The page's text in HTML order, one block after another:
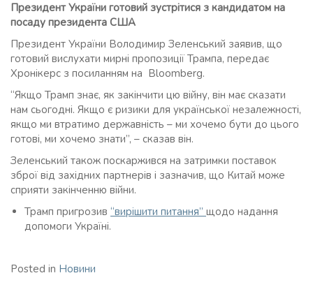
Президент України готовий зустрітися з кандидатом на
посаду президента США
Президент України Володимир Зеленський заявив, що
готовий вислухати мирні пропозиції Трампа, передає
Хронікерс з посиланням на Bloomberg.
“Якщо Трамп знає, як закінчити цю війну, він має сказати
нам сьогодні. Якщо є ризики для української незалежності,
якщо ми втратимо державність – ми хочемо бути до цього
готові, ми хочемо знати”, – сказав він.
Зеленський також поскаржився на затримки поставок
зброї від західних партнерів і зазначив, що Китай може
сприяти закінченню війни.
Трамп пригрозив “вирішити питання” щодо надання
допомоги Україні.
Posted in Новини